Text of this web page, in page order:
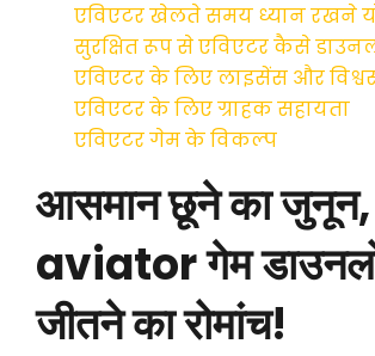
एविएटर खेलते समय ध्यान रखने
सुरक्षित रूप से एविएटर कैसे
एविएटर के लिए लाइसेंस और
एविएटर के लिए ग्राहक सहायता
एविएटर गेम के विकल्प
आसमान छूने का जुनून,
aviator गेम
जीतने का रोमांच!